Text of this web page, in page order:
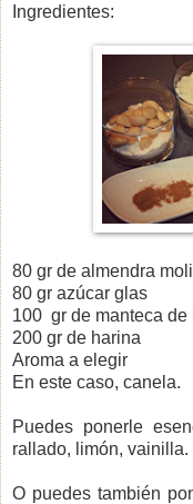
Ingredientes:
80 gr de almendra
80 gr azúcar glas
100 gr de manteca de
200 gr de harina
Aroma a elegir
En este caso, canela.
Puedes ponerle
rallado, limón, vainilla.
O puedes también